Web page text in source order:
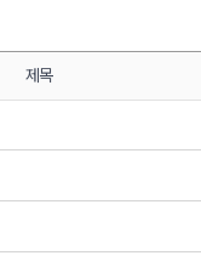
제목